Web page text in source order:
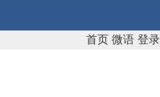
首页 微语 登录